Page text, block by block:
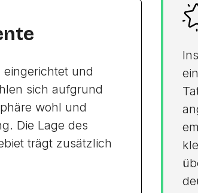
und
sich aufgrund
wohl und
Die Lage des
trägt zusätzlich